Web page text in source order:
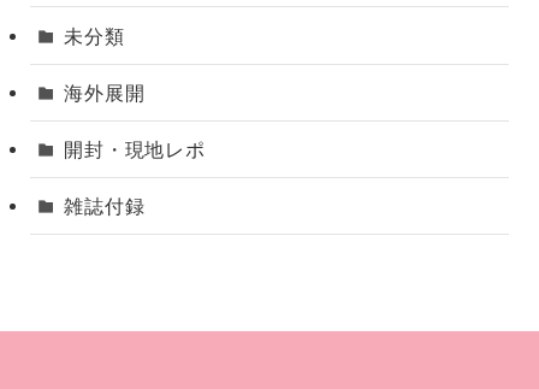
未分類
海外展開
開封・現地レポ
雑誌付録